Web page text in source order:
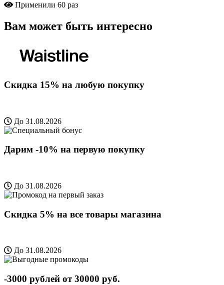
Применили 60 раз
Вам может быть интересно
Скидка 15% на любую покупку
До 31.08.2026
Дарим -10% на первую покупку
До 31.08.2026
Скидка 5% на все товары магазина
До 31.08.2026
-3000 рублей от 30000 руб.